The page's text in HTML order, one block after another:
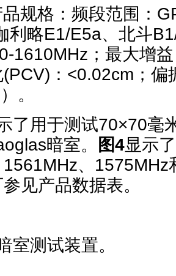
规格：频段范围：
利略E1/E5a、北斗
1610MHz；最大增
：<0.02cm；偏
。
了用于测试70×70毫
暗室。
图4显示
、1575MHz
见产品数据表。
室测试装置。